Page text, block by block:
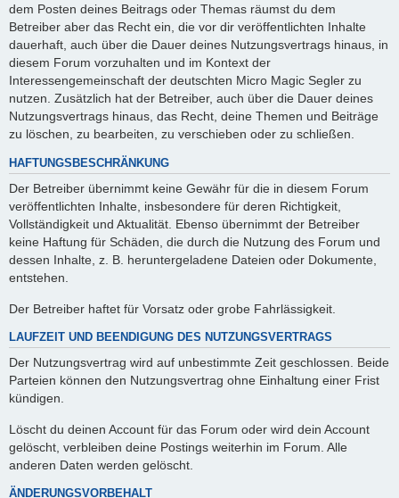
dem Posten deines Beitrags oder Themas räumst du dem
Betreiber aber das Recht ein, die vor dir veröffentlichten Inhalte
dauerhaft, auch über die Dauer deines Nutzungsvertrags hinaus, in
diesem Forum vorzuhalten und im Kontext der
Interessengemeinschaft der deutschten Micro Magic Segler zu
nutzen. Zusätzlich hat der Betreiber, auch über die Dauer deines
Nutzungsvertrags hinaus, das Recht, deine Themen und Beiträge
zu löschen, zu bearbeiten, zu verschieben oder zu schließen.
HAFTUNGSBESCHRÄNKUNG
Der Betreiber übernimmt keine Gewähr für die in diesem Forum
veröffentlichten Inhalte, insbesondere für deren Richtigkeit,
Vollständigkeit und Aktualität. Ebenso übernimmt der Betreiber
keine Haftung für Schäden, die durch die Nutzung des Forum und
dessen Inhalte, z. B. heruntergeladene Dateien oder Dokumente,
entstehen.
Der Betreiber haftet für Vorsatz oder grobe Fahrlässigkeit.
LAUFZEIT UND BEENDIGUNG DES NUTZUNGSVERTRAGS
Der Nutzungsvertrag wird auf unbestimmte Zeit geschlossen. Beide
Parteien können den Nutzungsvertrag ohne Einhaltung einer Frist
kündigen.
Löscht du deinen Account für das Forum oder wird dein Account
gelöscht, verbleiben deine Postings weiterhin im Forum. Alle
anderen Daten werden gelöscht.
ÄNDERUNGSVORBEHALT